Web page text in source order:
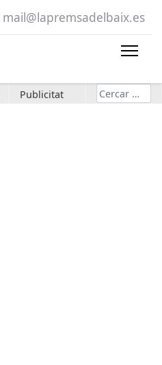
mail@lapremsadelbaix.es
Publicitat Cerca